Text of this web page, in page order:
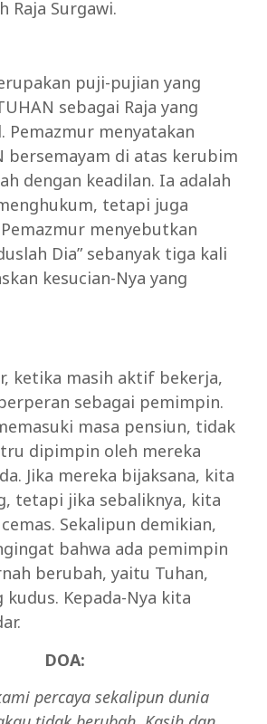
Raja Surgawi.
puji-pujian yang
sebagai Raja yang
Pemazmur menyatakan
bersemayam di atas kerubim
dengan keadilan. Ia adalah
tetapi juga
menyebutkan
Dia” sebanyak tiga kali
kesucian-Nya yang
ketika masih aktif bekerja,
sebagai pemimpin.
masa pensiun, tidak
dipimpin oleh mereka
Jika mereka bijaksana, kita
tetapi jika sebaliknya, kita
Sekalipun demikian,
bahwa ada pemimpin
berubah, yaitu Tuhan,
Kepada-Nya kita
DOA:
percaya sekalipun dunia